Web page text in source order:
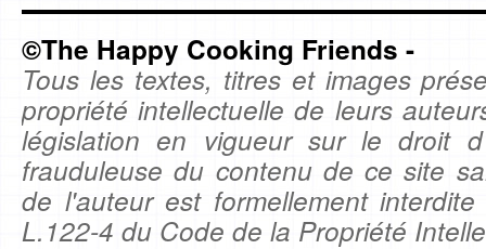
©The Happy Cooking Friends -
Tous les textes, titres et images
propriété intellectuelle de leurs
législation en vigueur sur le droit
frauduleuse du contenu de ce site
de l'auteur est formellement
L.122-4 du Code de la Propriété